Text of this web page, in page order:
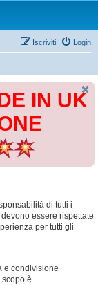
Login
Iscriviti
IN UK
di tutti i
essere rispettate
per tutti gli
e condivisione
è